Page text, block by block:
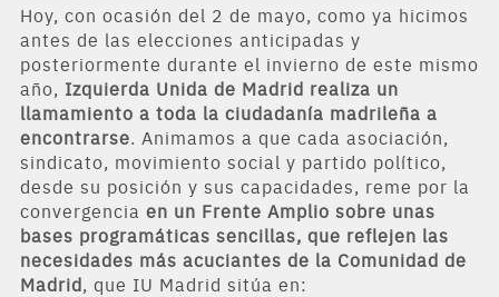
Hoy, con ocasión del 2 de mayo, como ya hicimos
antes de las elecciones anticipadas y
posteriormente durante el invierno de este mismo
año, Izquierda Unida de Madrid realiza un
llamamiento a toda la ciudadanía madrileña a
encontrarse. Animamos a que cada asociación,
sindicato, movimiento social y partido político,
desde su posición y sus capacidades, reme por la
convergencia en un Frente Amplio sobre unas
bases programáticas sencillas, que reflejen las
necesidades más acuciantes de la Comunidad de
Madrid, que IU Madrid sitúa en: